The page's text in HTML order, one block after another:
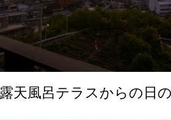
露天風呂テラスからの日